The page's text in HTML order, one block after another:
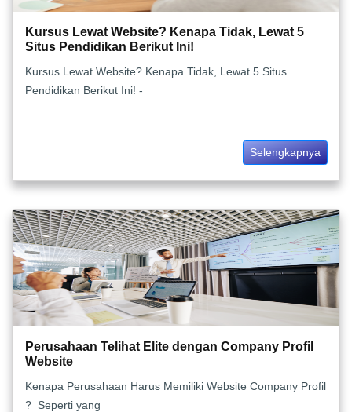
Kursus Lewat Website? Kenapa Tidak, Lewat 5
Situs Pendidikan Berikut Ini!
Kursus Lewat Website? Kenapa Tidak, Lewat 5 Situs
Pendidikan Berikut Ini! -
Selengkapnya
Perusahaan Telihat Elite dengan Company Profil
Website
Kenapa Perusahaan Harus Memiliki Website Company Profil
? Seperti yang